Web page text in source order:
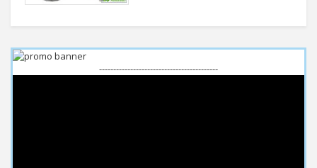
------------------------------------------